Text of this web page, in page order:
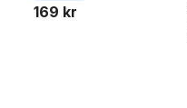
antal röster:
169 kr